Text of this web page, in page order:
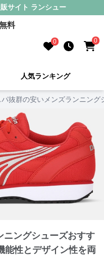
サイト ランシュー
料
0 0
人気ランキング
パ抜群の安いメンズランニン
ニングシューズおすす
能性とデザイン性を両